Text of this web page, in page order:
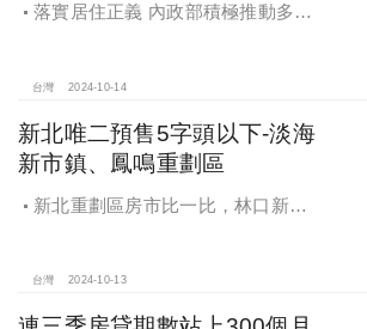
落實居住正義 內政部積極推動多元
台灣 2024-10-14
新北唯二預售5字頭以下-淡海
新市鎮、鳳鳴重劃區
新北重劃區房市比一比，林口新市
台灣 2024-10-13